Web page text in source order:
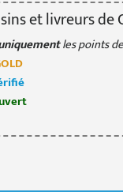
set livreursde
les points